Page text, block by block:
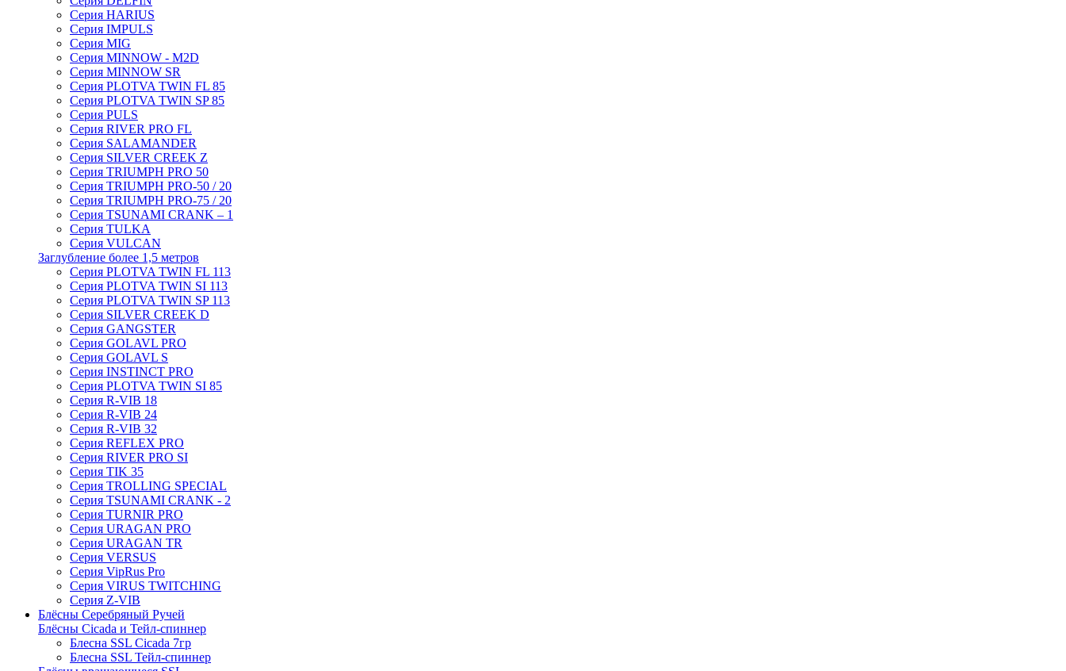
Серия HARIUS
Серия IMPULS
Серия MIG
Серия MINNOW - M2D
Серия MINNOW SR
Серия PLOTVA TWIN FL 85
Серия PLOTVA TWIN SP 85
Серия PULS
Серия RIVER PRO FL
Серия SALAMANDER
Серия SILVER CREEK Z
Серия TRIUMPH PRO 50
Серия TRIUMPH PRO-50 / 20
Серия TRIUMPH PRO-75 / 20
Серия TSUNAMI CRANK – 1
Серия TULKA
Серия VULCAN
Заглубление более 1,5 метров
Серия PLOTVA TWIN FL 113
Серия PLOTVA TWIN SI 113
Серия PLOTVA TWIN SP 113
Серия SILVER CREEK D
Серия GANGSTER
Серия GOLAVL PRO
Серия GOLAVL S
Серия INSTINCT PRO
Серия PLOTVA TWIN SI 85
Серия R-VIB 18
Серия R-VIB 24
Серия R-VIB 32
Серия REFLEX PRO
Серия RIVER PRO SI
Серия TIK 35
Серия TROLLING SPECIAL
Серия TSUNAMI CRANK - 2
Серия TURNIR PRO
Серия URAGAN PRO
Серия URAGAN TR
Серия VERSUS
Серия VipRus Pro
Серия VIRUS TWITCHING
Серия Z-VIB
Блёсны Серебряный Ручей
Блёсны Cicada и Тейл-спиннер
Блесна SSL Cicada 7гр
Блесна SSL Тейл-спиннер